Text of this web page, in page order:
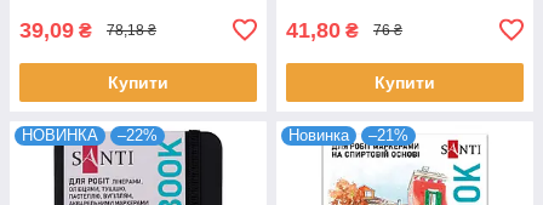
39,09 ₴ 78,18 ₴
Купити
41,80 ₴ 76 ₴
Купити
НОВИНКА –22% Новинка –21%